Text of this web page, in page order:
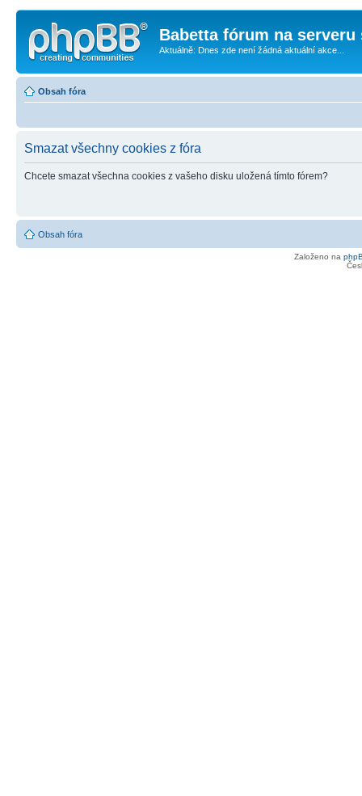
Babetta fórum na serveru
Aktuálně: Dnes zde není žádná aktuální akce...
Obsah fóra
Smazat všechny cookies z fóra
Chcete smazat všechna cookies z vašeho disku uložená tímto fórem?
Obsah fóra
Založeno na